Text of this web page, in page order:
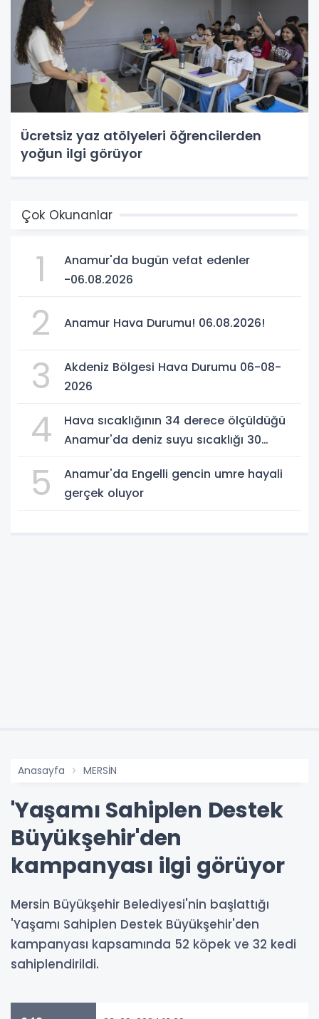
Ücretsiz yaz atölyeleri öğrencilerden
yoğun ilgi görüyor
Çok Okunanlar
1
Anamur'da bugün vefat edenler
-06.08.2026
2 Anamur Hava Durumu! 06.08.2026!
3
Akdeniz Bölgesi Hava Durumu 06-08-
2026
4
Hava sıcaklığının 34 derece ölçüldüğü
Anamur'da deniz suyu sıcaklığı 30
5
Anamur'da Engelli gencin umre hayali
gerçek oluyor
Anasayfa MERSİN
'Yaşamı Sahiplen Destek
Büyükşehir'den
kampanyası ilgi görüyor
Mersin Büyükşehir Belediyesi'nin başlattığı
'Yaşamı Sahiplen Destek Büyükşehir'den
kampanyası kapsamında 52 köpek ve 32 kedi
sahiplendirildi.